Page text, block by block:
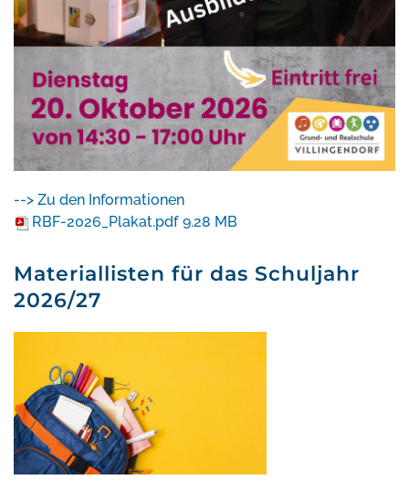
--> Zu den Informationen
RBF-2026_Plakat.pdf 9.28 MB
Materiallisten für das Schuljahr
2026/27